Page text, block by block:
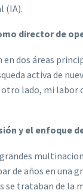
(IA).
director de
dos áreas
activa de
lado, mi
y el enfoque
de años en una
se trataban de